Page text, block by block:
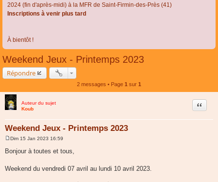
2024 (fin d'après-midi) à la MFR de Saint-Firmin-des-Près (41)
Inscriptions à venir plus tard
À bientôt !
Weekend Jeux - Printemps 2023
Répondre
2 messages • Page 1 sur 1
Auteur du sujet
Koub
Weekend Jeux - Printemps 2023
Citer
s
a
g
Dim 15 Jan 2023 16:59
Bonjour à toutes et tous,
Weekend du vendredi 07 avril au lundi 10 avril 2023.